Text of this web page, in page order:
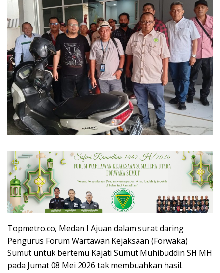
Topmetro.co, Medan I Ajuan dalam surat daring
Pengurus Forum Wartawan Kejaksaan (Forwaka)
Sumut untuk bertemu Kajati Sumut Muhibuddin SH MH
pada Jumat 08 Mei 2026 tak membuahkan hasil.